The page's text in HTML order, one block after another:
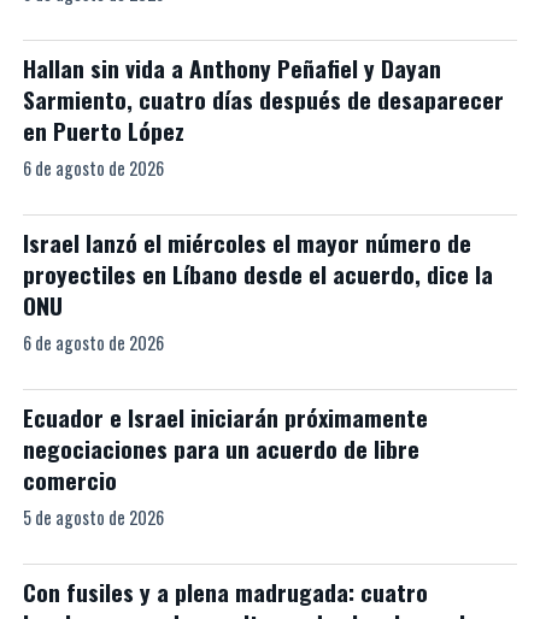
Hallan sin vida a Anthony Peñafiel y Dayan
Sarmiento, cuatro días después de desaparecer
en Puerto López
6 de agosto de 2026
Israel lanzó el miércoles el mayor número de
proyectiles en Líbano desde el acuerdo, dice la
ONU
6 de agosto de 2026
Ecuador e Israel iniciarán próximamente
negociaciones para un acuerdo de libre
comercio
5 de agosto de 2026
Con fusiles y a plena madrugada: cuatro